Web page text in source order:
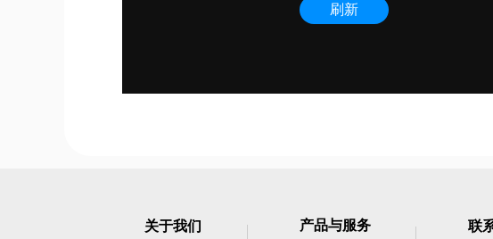
关于我们 产品与服务 联